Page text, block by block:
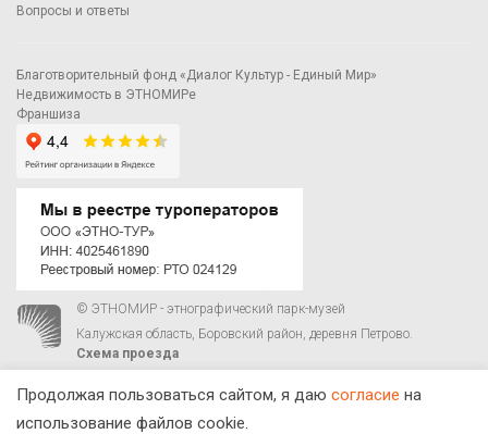
Вопросы и ответы
Благотворительный фонд «Диалог Культур - Единый Мир»
Недвижимость в ЭТНОМИРе
Франшиза
© ЭТНОМИР - этнографический парк-музей
Калужская область, Боровский район, деревня Петрово.
Схема проезда
Продолжая пользоваться сайтом, я даю согласие на
использование файлов cookie.